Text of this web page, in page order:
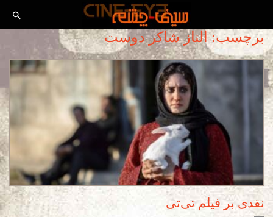
برچسب: الناز شاکر دوست
نقدی بر فیلم تی‌تی